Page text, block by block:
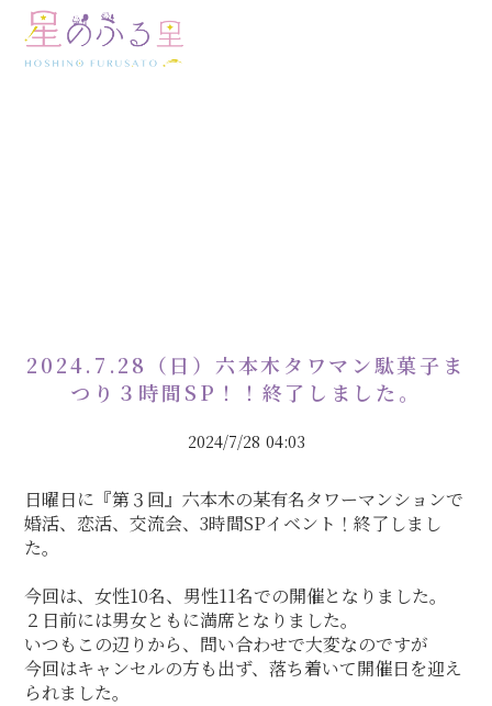
2024.7.28（日）六本木タワマン駄菓子ま
つり３時間SP！！終了しました。
2024/7/28 04:03
日曜日に『第３回』六本木の某有名タワーマンションで
婚活、恋活、交流会、3時間SPイベント！終了しまし
た。
今回は、女性10名、男性11名での開催となりました。
２日前には男女ともに満席となりました。
いつもこの辺りから、問い合わせで大変なのですが
今回はキャンセルの方も出ず、落ち着いて開催日を迎え
られました。